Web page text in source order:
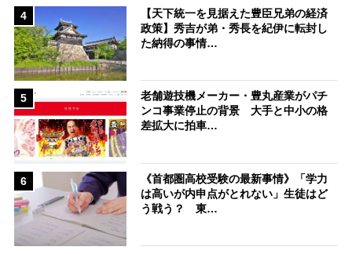
4
【天下統一を見据えた豊臣兄弟の経済
政策】秀吉が弟・秀長を紀伊に転封し
た納得の事情…
5
老舗遊技機メーカー・豊丸産業がパチ
ンコ事業停止の背景 大手と中小の格
差拡大に拍車…
6
《首都圏高校受験の最新事情》「学力
は高いが内申点がとれない」生徒はど
う戦う？ 東…